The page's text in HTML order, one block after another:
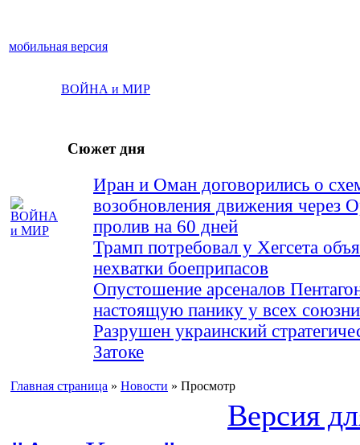
мобильная версия
ВОЙНА и МИР
Сюжет дня
Иран и Оман договорились о
возобновления движения через
пролив на 60 дней
Трамп потребовал у Хегсета
нехватки боеприпасов
Опустошение арсеналов
настоящую панику у всех
Разрушен украинский
Затоке
Главная страница » Новости » Просмотр
Версия